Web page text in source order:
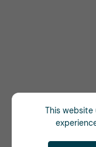
This website